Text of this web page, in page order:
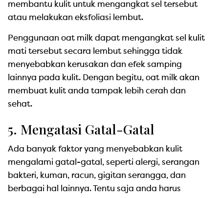
membantu kulit untuk mengangkat sel tersebut
atau melakukan eksfoliasi lembut.
Penggunaan oat milk dapat mengangkat sel kulit
mati tersebut secara lembut sehingga tidak
menyebabkan kerusakan dan efek samping
lainnya pada kulit. Dengan begitu, oat milk akan
membuat kulit anda tampak lebih cerah dan
sehat.
5. Mengatasi Gatal-Gatal
Ada banyak faktor yang menyebabkan kulit
mengalami gatal-gatal, seperti alergi, serangan
bakteri, kuman, racun, gigitan serangga, dan
berbagai hal lainnya. Tentu saja anda harus